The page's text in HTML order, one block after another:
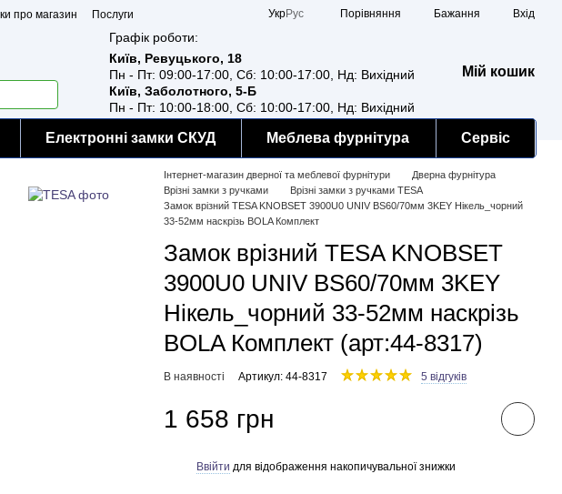
про магазин
Послуги
УкрРус Порівняння Бажання Вхід
Графік роботи:
Київ, Ревуцького, 18
Пн - Пт: 09:00-17:00, Сб: 10:00-17:00, Нд: Вихідний
Київ, Заболотного, 5-Б
Пн - Пт: 10:00-18:00, Сб: 10:00-17:00, Нд: Вихідний
Мій кошик
Електронні замки СКУД Меблева фурнітура Сервіс
Інтернет-магазин дверної та меблевої фурнітури
Дверна фурнітура
Врізні замки з ручками
Врізні замки з ручками TESA
Замок врізний TESA KNOBSET 3900U0 UNIV BS60/70мм 3KEY Нікель_чорний
33-52мм наскрізь BOLA Комплект
Замок врізний TESA KNOBSET
3900U0 UNIV BS60/70мм 3KEY
Нікель_чорний 33-52мм наскрізь
BOLA Комплект (арт:44-8317)
В наявності Артикул: 44-8317 5 відгуків
1 658 грн
Ввійти для відображення накопичувальної знижки